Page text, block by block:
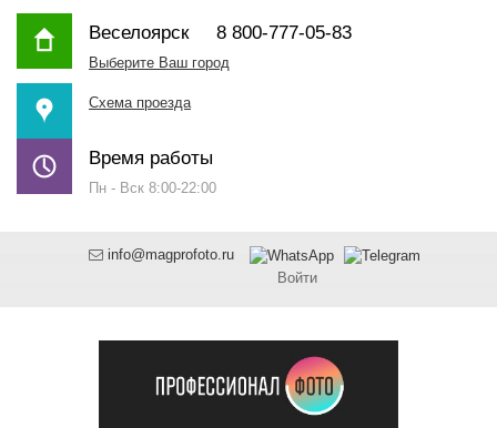
Веселоярск8 800-777-05-83
Выберите Ваш город
Схема проезда
Время работы
Пн - Вск 8:00-22:00
info@magprofoto.ru
Войти